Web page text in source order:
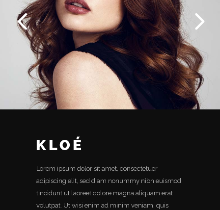
Lorem ipsum dolor sit amet, consectetuer
adipiscing elit, sed diam nonummy nibh euismod
tincidunt ut laoreet dolore magna aliquam erat
volutpat. Ut wisi enim ad minim veniam, quis